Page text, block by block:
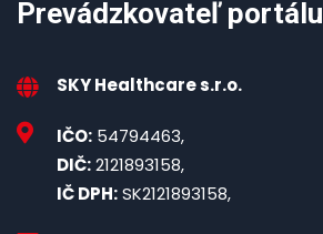
Prevádzkovateľ portálu
SKY Healthcare s.r.o.
IČO: 54794463,
DIČ:2121893158,
IČ DPH:SK2121893158,